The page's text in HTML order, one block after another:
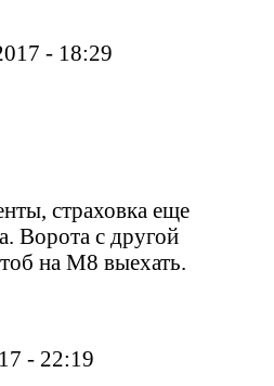
- 18:29
страховка еще
Ворота с другой
на М8 выехать.
- 22:19